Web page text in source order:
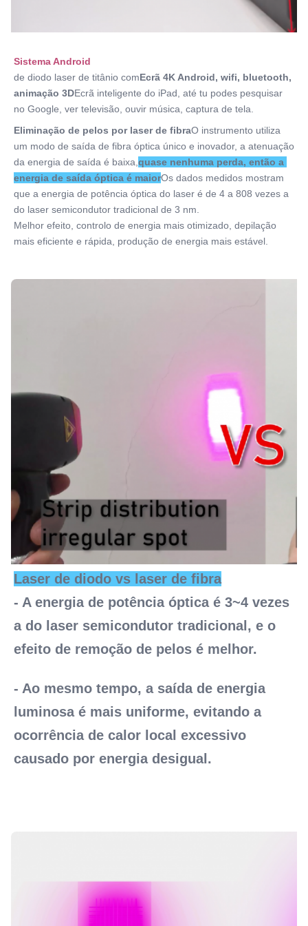
Frequency:
Spot Size:
14*14mm/12*20mm/12*35mm/customizado
Energy:
1-360J/cm2
Port:
Qingdao
Name:
Máquina de remoção de pelos a laser de fibra
Sistema Android
de diodo laser de titânio comEcrã 4K Android, wifi, bluetooth,
animação 3DEcrã inteligente do iPad, até tu podes pesquisar
no Google, ver televisão, ouvir música, captura de tela.
Eliminação de pelos por laser de fibraO instrumento utiliza
um modo de saída de fibra óptica único e inovador, a atenuação
da energia de saída é baixa, quase nenhuma perda, então a
energia de saída óptica é maiorOs dados medidos mostram
que a energia de potência óptica do laser é de 4 a 808 vezes a
do laser semicondutor tradicional de 3 nm.
Melhor efeito, controlo de energia mais otimizado, depilação
mais eficiente e rápida, produção de energia mais estável.
Laser de diodo vs laser de fibra
- A energia de potência óptica é 3~4 vezes
a do laser semicondutor tradicional, e o
efeito de remoção de pelos é melhor.
- Ao mesmo tempo, a saída de energia
luminosa é mais uniforme, evitando a
ocorrência de calor local excessivo
causado por energia desigual.